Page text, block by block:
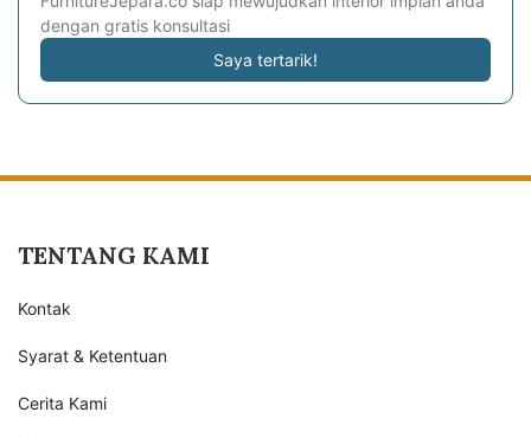
dengan gratis konsultasi
Saya tertarik!
TENTANG KAMI
Kontak
Syarat & Ketentuan
Cerita Kami